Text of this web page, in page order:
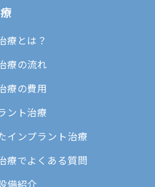
療とは？
療の流れ
療の費用
ント治療
インプラント治療
療でよくある質問
備紹介